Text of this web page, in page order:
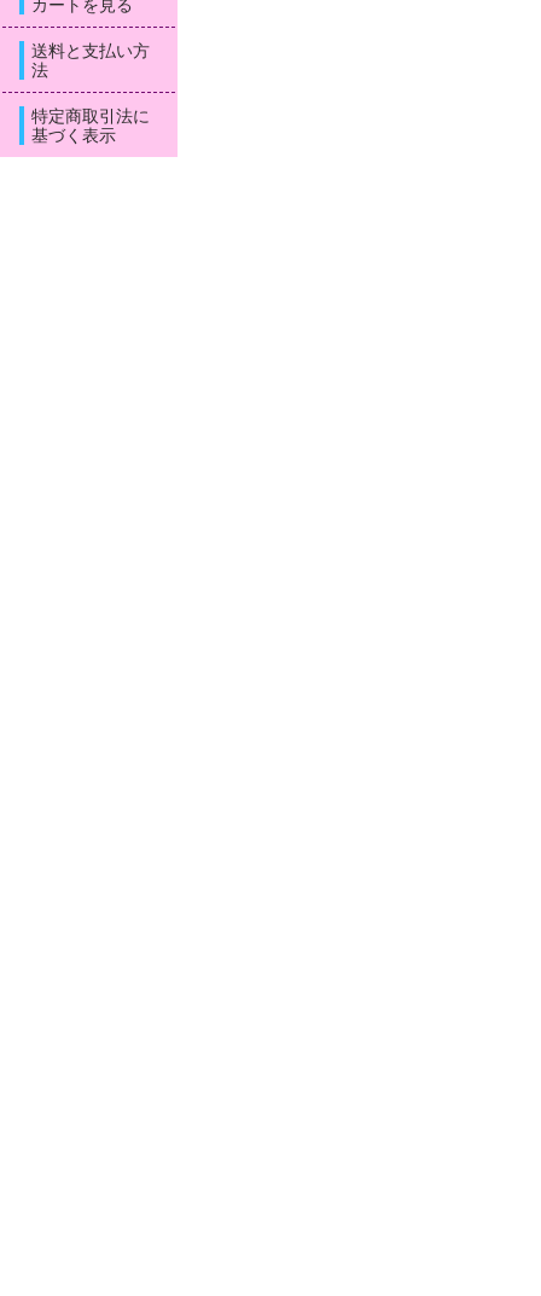
カートを見る
送料と支払い方
法
特定商取引法に
基づく表示